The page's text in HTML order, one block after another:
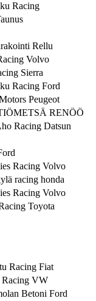
Racing
Rellu
Volvo
Sierra
Racing Ford
Peugeot
RENÖÖ
Racing Datsun
Racing Volvo
racing honda
Racing Volvo
Toyota
Racing Fiat
Racing VW
Betoni Ford